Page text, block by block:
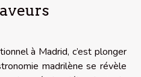
à Madrid, c’est plonger
madrilène se révèle